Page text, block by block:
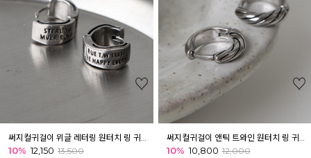
10% 12,150 13,500 10% 10,800 12,000